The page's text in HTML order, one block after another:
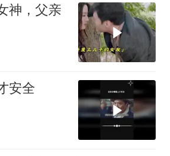
神，父亲
安全